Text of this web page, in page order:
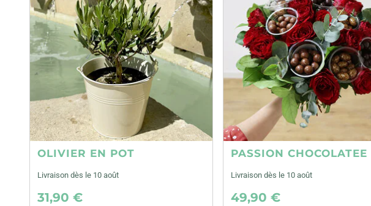
OLIVIER EN POT
Livraison dès le 10 août
31,90 €
PASSION CHOCOLATEE
Livraison dès le 10 août
49,90 €